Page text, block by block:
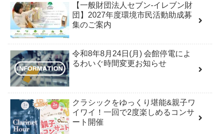
【一般財団法人セブン-イレブン財
団】2027年度環境市民活動助成募
集のご案内
令和8年8月24日(月) 会館停電によ
るわいぐ時間変更お知らせ
クラシックをゆっくり堪能&親子ワ
イワイ！一回で2度楽しめるコンサ
ート開催